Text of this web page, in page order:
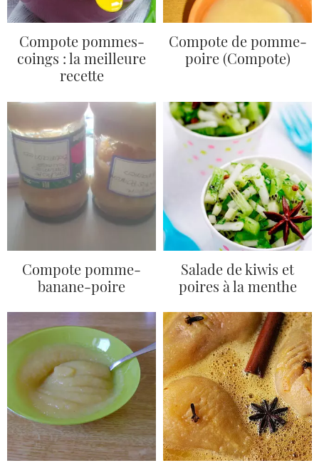
Compote pommes-
coings : la meilleure
recette
Compote de pomme-
poire (Compote)
Compote pomme-
banane-poire
Salade de kiwis et
poires à la menthe